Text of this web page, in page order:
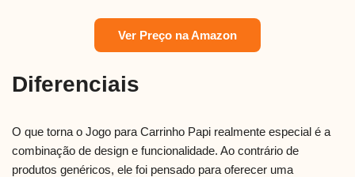
Ver Preço na Amazon
Diferenciais
O que torna o Jogo para Carrinho Papi realmente especial é a
combinação de design e funcionalidade. Ao contrário de
produtos genéricos, ele foi pensado para oferecer uma